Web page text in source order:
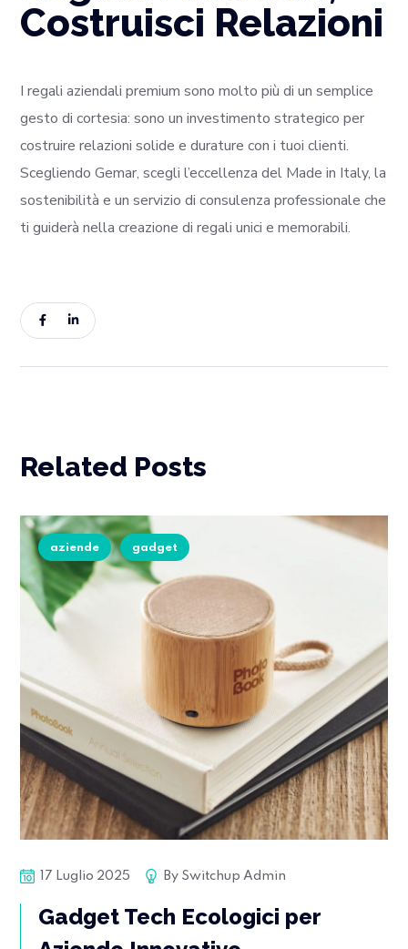
Costruisci Relazioni
I regali aziendali premium sono molto più di un semplice
gesto di cortesia: sono un investimento strategico per
costruire relazioni solide e durature con i tuoi clienti.
Scegliendo Gemar, scegli l’eccellenza del Made in Italy, la
sostenibilità e un servizio di consulenza professionale che
ti guiderà nella creazione di regali unici e memorabili.
Related Posts
aziende gadget
17 Luglio 2025 By Switchup Admin
Gadget Tech Ecologici per